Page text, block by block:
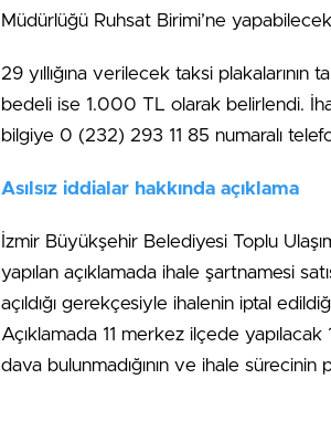
Müdürlüğü Ruhsat Birimi’ne
29 yıllığına verilecek taksi
bedeli ise 1.000 TL olarak belirlendi.
bilgiye 0 (232) 293 11 85 numaralı
Asılsız iddialar hakkında açıklama
İzmir Büyükşehir Belediyesi Toplu
yapılan açıklamada ihale şartnamesi
açıldığı gerekçesiyle ihalenin iptal
Açıklamada 11 merkez ilçede
dava bulunmadığının ve ihale sürecinin